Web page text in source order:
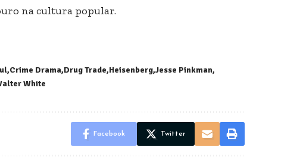
na cultura popular.
Crime Drama Drug Trade Heisenberg Jesse Pinkman
White
Facebook Twitter